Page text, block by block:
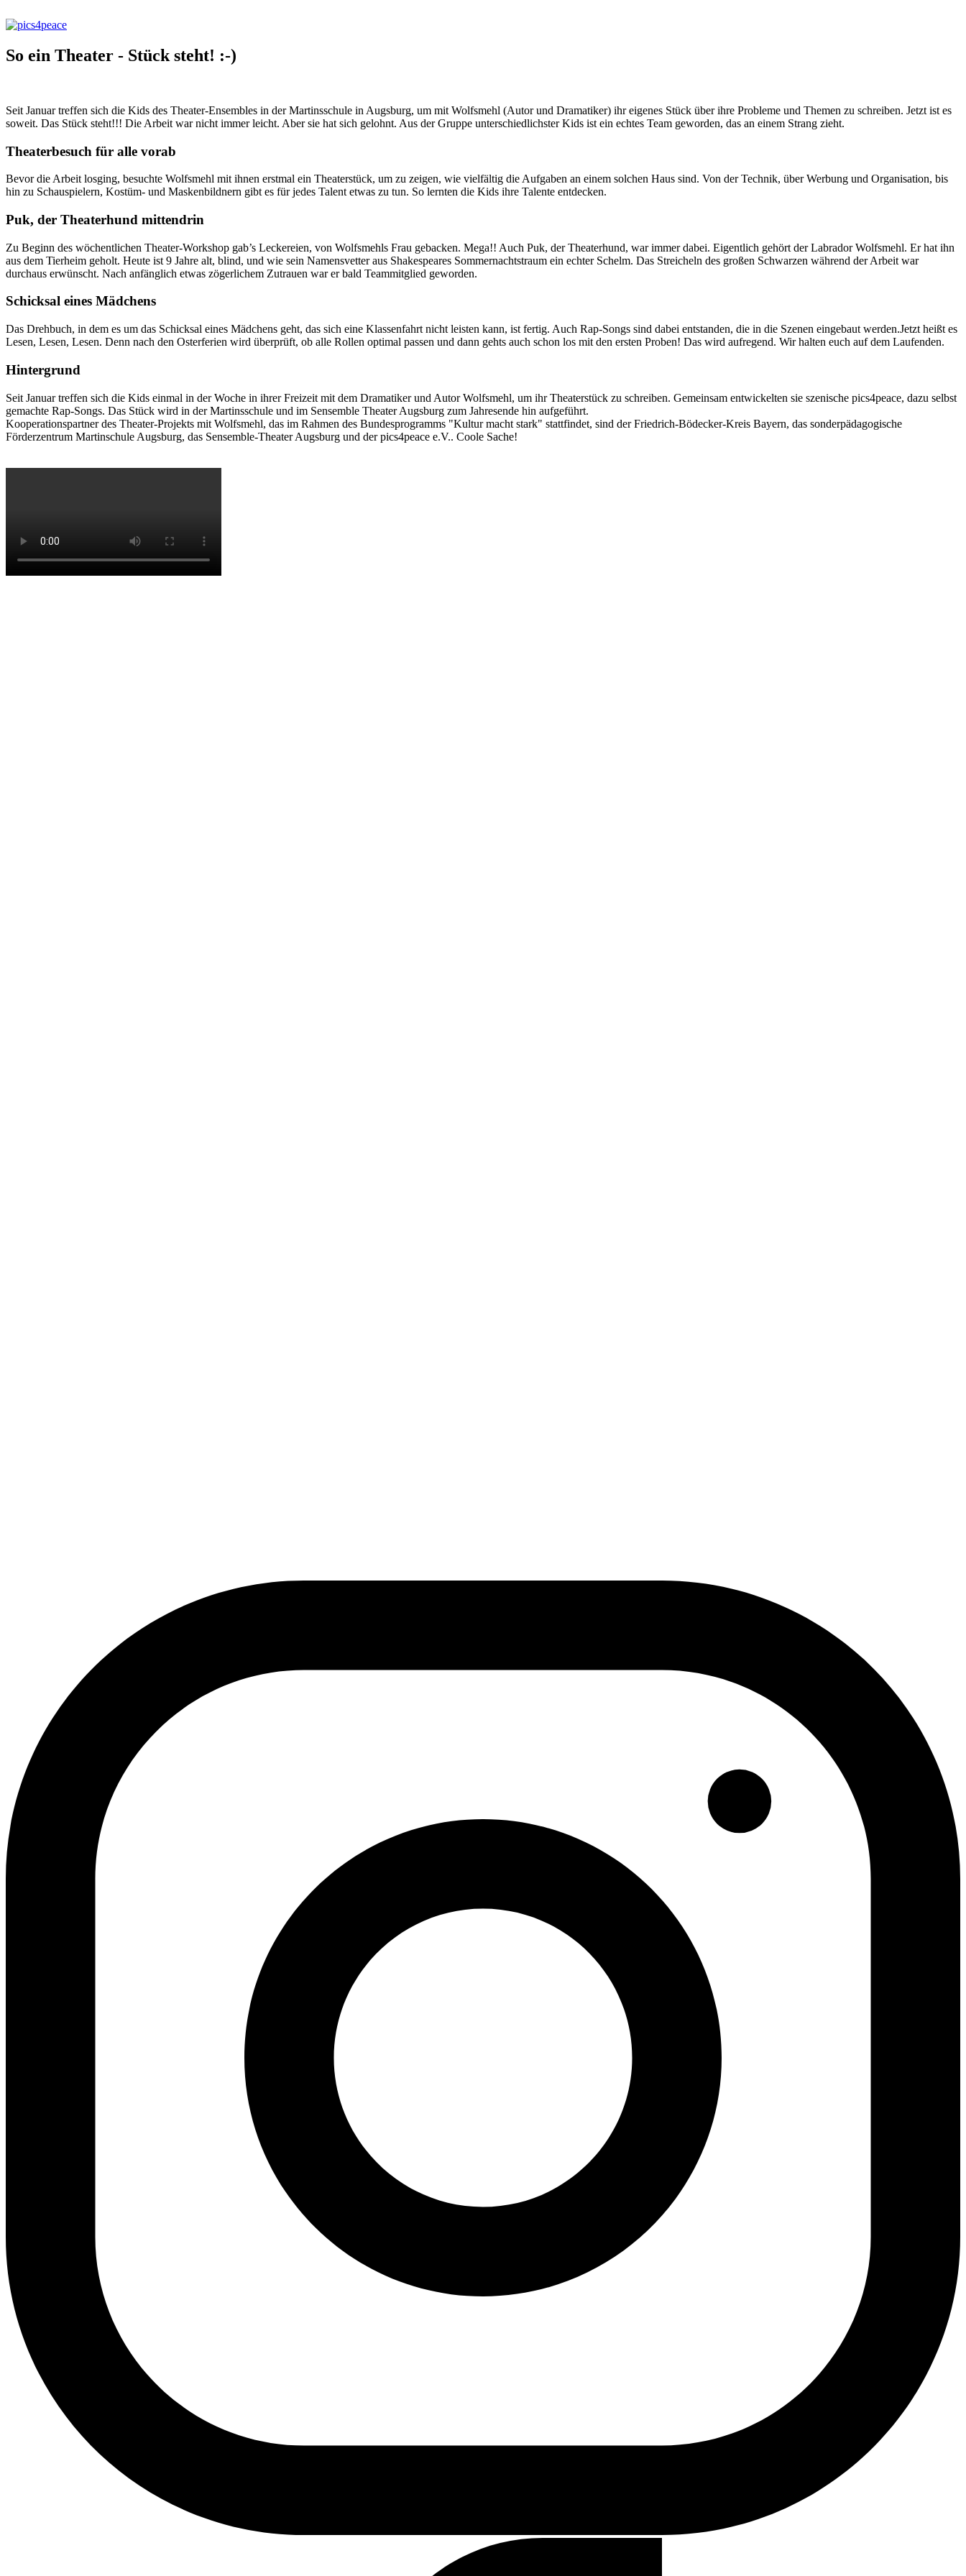
So ein Theater - Stück steht! :-)
Seit Januar treffen sich die Kids des Theater-Ensembles in der Martinsschule in Augsburg, um mit Wolfsmehl (Autor und Dramatiker) ihr eigenes Stück über ihre Probleme und Themen zu schreiben. Jetzt ist es
soweit. Das Stück steht!!! Die Arbeit war nicht immer leicht. Aber sie hat sich gelohnt. Aus der Gruppe unterschiedlichster Kids ist ein echtes Team geworden, das an einem Strang zieht.
Theaterbesuch für alle vorab
Bevor die Arbeit losging, besuchte Wolfsmehl mit ihnen erstmal ein Theaterstück, um zu zeigen, wie vielfältig die Aufgaben an einem solchen Haus sind. Von der Technik, über Werbung und Organisation, bis
hin zu Schauspielern, Kostüm- und Maskenbildnern gibt es für jedes Talent etwas zu tun. So lernten die Kids ihre Talente entdecken.
Puk, der Theaterhund mittendrin
Zu Beginn des wöchentlichen Theater-Workshop gab’s Leckereien, von Wolfsmehls Frau gebacken. Mega!! Auch Puk, der Theaterhund, war immer dabei. Eigentlich gehört der Labrador Wolfsmehl. Er hat ihn
aus dem Tierheim geholt. Heute ist 9 Jahre alt, blind, und wie sein Namensvetter aus Shakespeares Sommernachtstraum ein echter Schelm. Das Streicheln des großen Schwarzen während der Arbeit war
durchaus erwünscht. Nach anfänglich etwas zögerlichem Zutrauen war er bald Teammitglied geworden.
Schicksal eines Mädchens
Das Drehbuch, in dem es um das Schicksal eines Mädchens geht, das sich eine Klassenfahrt nicht leisten kann, ist fertig. Auch Rap-Songs sind dabei entstanden, die in die Szenen eingebaut werden.Jetzt heißt es
Lesen, Lesen, Lesen. Denn nach den Osterferien wird überprüft, ob alle Rollen optimal passen und dann gehts auch schon los mit den ersten Proben! Das wird aufregend. Wir halten euch auf dem Laufenden.
Hintergrund
Seit Januar treffen sich die Kids einmal in der Woche in ihrer Freizeit mit dem Dramatiker und Autor Wolfsmehl, um ihr Theaterstück zu schreiben. Gemeinsam entwickelten sie szenische pics4peace, dazu selbst
gemachte Rap-Songs. Das Stück wird in der Martinsschule und im Sensemble Theater Augsburg zum Jahresende hin aufgeführt.
Kooperationspartner des Theater-Projekts mit Wolfsmehl, das im Rahmen des Bundesprogramms "Kultur macht stark" stattfindet, sind der Friedrich-Bödecker-Kreis Bayern, das sonderpädagogische
Förderzentrum Martinschule Augsburg, das Sensemble-Theater Augsburg und der pics4peace e.V.. Coole Sache!